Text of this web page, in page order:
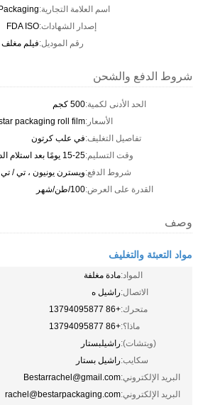
اسم العلامة التجارية:
إصدار الشهادات:FDA ISO
رقم الموديل:فيلم
شروط الدفع والشحن
الحد الأدنى لكمية:500 كجم
الأسعار:packaging roll film
تفاصيل التغليف:في علب كرتون
وقت التسليم:15-25 يومًا بعد استلام الدفعة السفلية
شروط الدفع:ويسترن يونيون ، تي /
القدرة على العرض:100/طن/شهر
وصف
مواد التعبئة والتغليف
المواد:مادة مغلفة
الاتصال:راشيل ه
متحرك:+86 13794095877
ماذا؟:+86 13794095877
(ويتشات):راشيلبستار
سكايب:راشيل بستار
البريد الإلكتروني:Bestarrachel@gmail.com
البريد الإلكتروني:rachel@bestarpackaging.com